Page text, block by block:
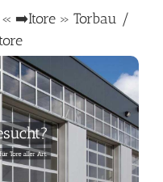
« ➡️Itore » Torbau /